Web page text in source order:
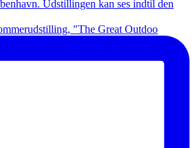
"The Great Outdoo